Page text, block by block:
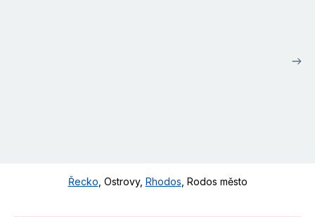
Řecko Ostrovy, Rhodos Rodos město